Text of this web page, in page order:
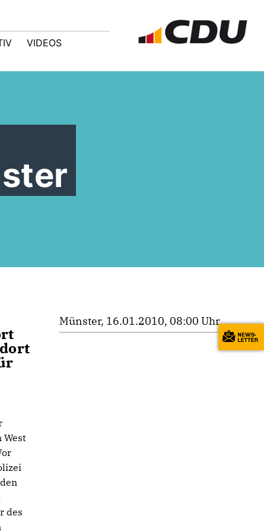
VIDEOS
West
des
Münster, 16.01.2010, 08:00 Uhr